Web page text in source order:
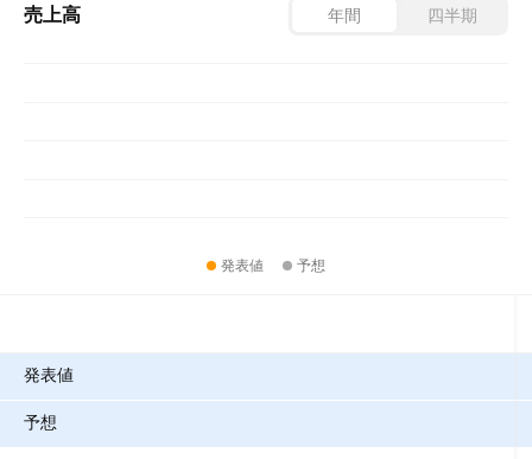
売上高 年間 四半期
発表値 予想
発表値
予想